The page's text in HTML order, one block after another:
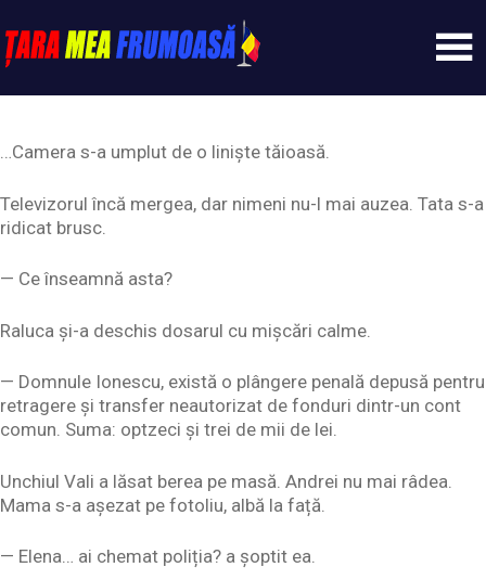
to
content
Tarameafrumoasa
…Camera s-a umplut de o liniște tăioasă.
Televizorul încă mergea, dar nimeni nu-l mai auzea. Tata s-a
ridicat brusc.
— Ce înseamnă asta?
Raluca și-a deschis dosarul cu mișcări calme.
— Domnule Ionescu, există o plângere penală depusă pentru
retragere și transfer neautorizat de fonduri dintr-un cont
comun. Suma: optzeci și trei de mii de lei.
Unchiul Vali a lăsat berea pe masă. Andrei nu mai râdea.
Mama s-a așezat pe fotoliu, albă la față.
— Elena… ai chemat poliția? a șoptit ea.